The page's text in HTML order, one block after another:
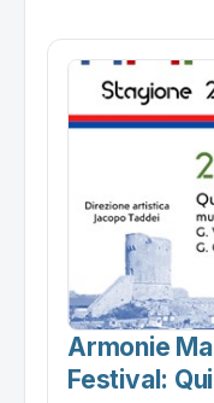
Armonie
Festival: